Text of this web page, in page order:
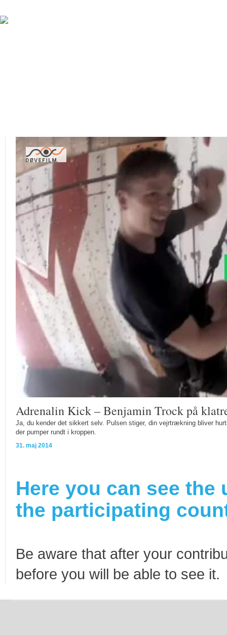
Adrenalin Kick – Benjamin Trock på
Ja, du kender det sikkert selv. Pulsen stiger, din vejrtrækning bliver
der pumper rundt i kroppen.
31. maj 2014
Here you can see
the participating
Be aware that after your
before you will be able to see it.